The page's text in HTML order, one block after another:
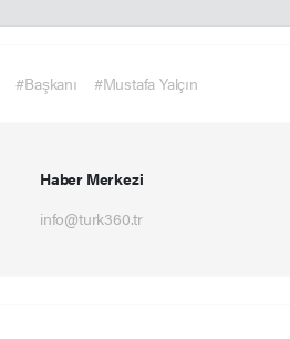
#Başkanı #Mustafa Yalçın
Haber Merkezi
info@turk360.tr